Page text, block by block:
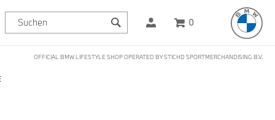
0
OFFICIAL BMW LIFESTYLE SHOP OPERATED BY STICHD SPORTMERCHANDISING B.V.